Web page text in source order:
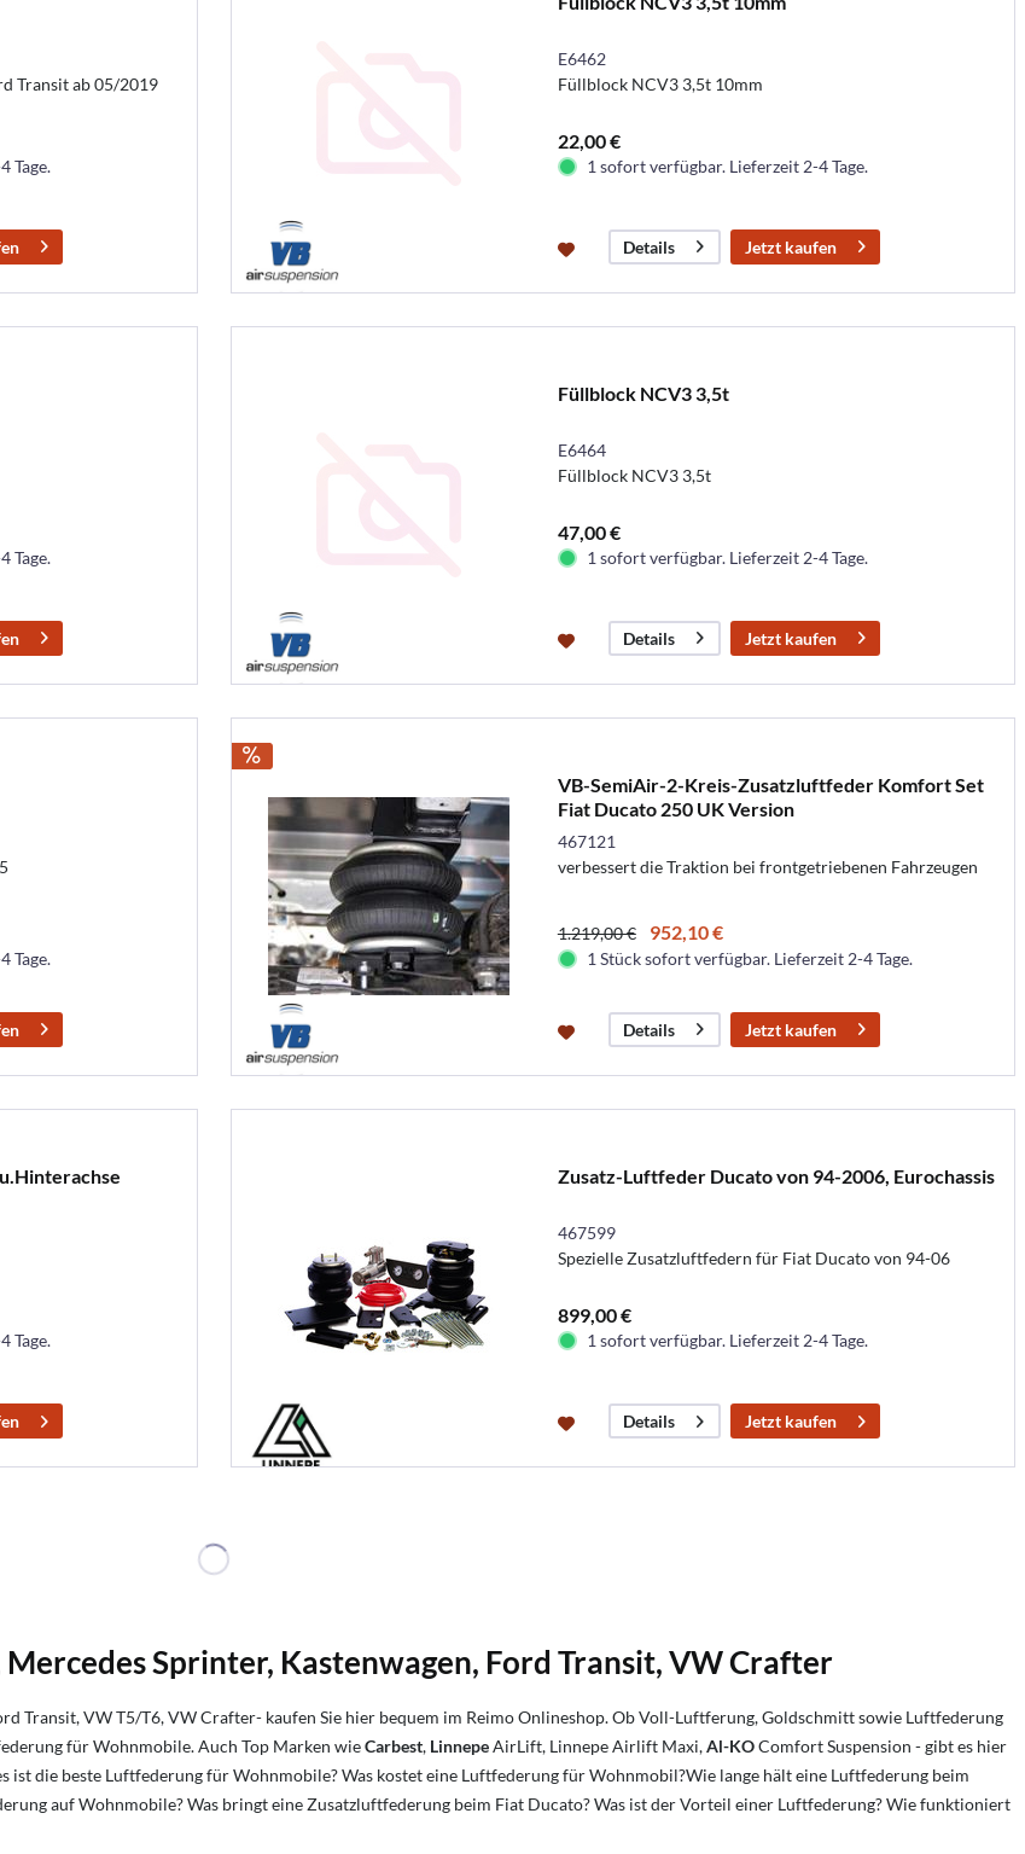
Transit ab 05/2019
Tage.
E6462
Füllblock NCV3 3,5t 10mm
22,00 €
1 sofort verfügbar. Lieferzeit 2-4 Tage.
Details Jetzt kaufen
Tage.
Füllblock NCV3 3,5t
E6464
Füllblock NCV3 3,5t
47,00 €
1 sofort verfügbar. Lieferzeit 2-4 Tage.
Details Jetzt kaufen
Tage.
VB-SemiAir-2-Kreis-Zusatzluftfeder Komfort Set
Fiat Ducato 250 UK Version
467121
verbessert die Traktion bei frontgetriebenen Fahrzeugen
1.219,00 € 952,10 €
1 Stück sofort verfügbar. Lieferzeit 2-4 Tage.
Details Jetzt kaufen
Tage.
Zusatz-Luftfeder Ducato von 94-2006, Eurochassis
467599
Spezielle Zusatzluftfedern für Fiat Ducato von 94-06
899,00 €
1 sofort verfügbar. Lieferzeit 2-4 Tage.
Details Jetzt kaufen
Sprinter, Kastenwagen, Ford Transit, VW Crafter
Transit, VW T5/T6, VW Crafter- kaufen Sie hier bequem im Reimo Onlineshop. Ob Voll-Luftferung, Goldschmitt sowie Luftfederung
für Wohnmobile. Auch Top Marken wieCarbest, LinnepeAirLift, Linnepe Airlift Maxi,Al-KOComfort Suspension - gibt es hier
ist die beste Luftfederung für Wohnmobile?Was kostet eine Luftfederung für Wohnmobil?Wie lange hält eine Luftfederung beim
auf Wohnmobile?Was bringt eine Zusatzluftfederung beim Fiat Ducato?Was ist der Vorteil einer Luftfederung?Wie funktioniert